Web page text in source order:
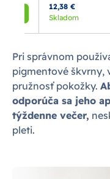
12,38 €
Skladom
Pri správnom
pigmentové škvrny,
pružnosť pokožky.
odporúča sa jeho
týždenne večer,
pleti.